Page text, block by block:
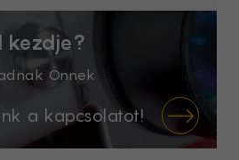
kezdje?
Önnek
a kapcsolatot!